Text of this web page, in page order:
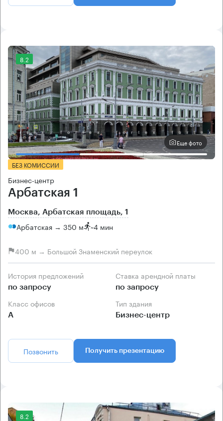
8.2
Еще фото
БЕЗ КОМИССИИ
Бизнес-центр
Арбатская 1
Москва, Арбатская площадь, 1
Арбатская → 350 м ~4 мин
400 м → Большой Знаменский переулок
История предложений
по запросу
Ставка арендной платы
по запросу
Класс офисов
А
Тип здания
Бизнес-центр
Позвонить Получить презентацию
8.2